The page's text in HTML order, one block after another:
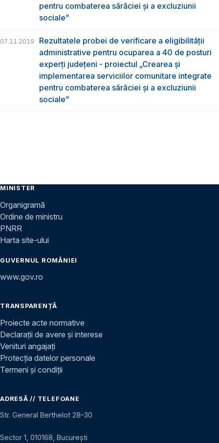
pentru combaterea sărăciei și a excluziunii
sociale”
07.11.2019
Rezultatele probei de verificare a eligibilității
administrative pentru ocuparea a 40 de posturi
experți județeni - proiectul „Crearea și
implementarea serviciilor comunitare integrate
pentru combaterea sărăciei și a excluziunii
sociale”
MINISTER
Organigramă
Ordine de ministru
PNRR
Harta site-ului
GUVERNUL ROMÂNIEI
www.gov.ro
TRANSPARENȚĂ
Proiecte acte normative
Declarații de avere și interese
Venituri angajați
Protecția datelor personale
Termeni și condiții
ADRESĂ // TELEFOANE
Str. General Berthelot 28–30
Sector 1, 010168, București